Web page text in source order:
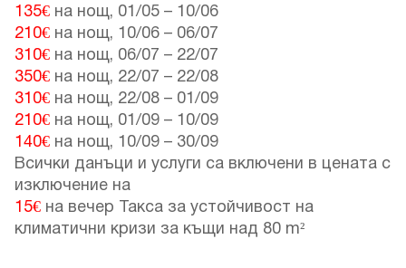
135€ на нощ, 01/05 – 10/06
210€ на нощ, 10/06 – 06/07
310€ на нощ, 06/07 – 22/07
350€ на нощ, 22/07 – 22/08
310€ на нощ, 22/08 – 01/09
210€ на нощ, 01/09 – 10/09
140€ на нощ, 10/09 – 30/09
Всички данъци и услуги са включени в цената с
изключение на
15€ на вечер Такса за устойчивост на
климатични кризи за къщи над 80 m²